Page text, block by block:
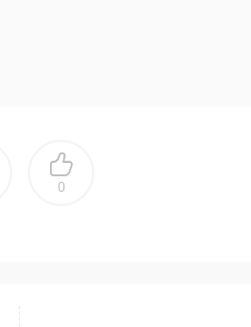
年做邻居呢？
配独特的服装，用数千件神奇
，在史高治商店中查看最新的
0